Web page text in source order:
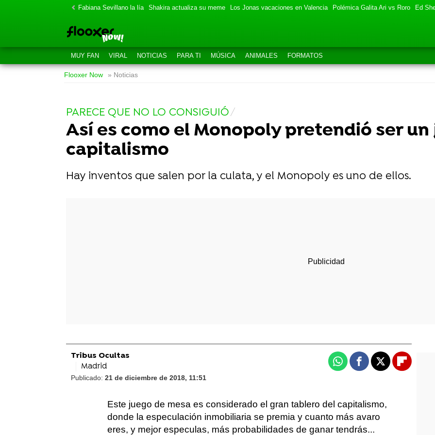
Fabiana Sevillano la lía Shakira actualiza su meme Los Jonas vacaciones en Valencia Polémica Galita Ari vs Roro Ed
MUY FAN VIRAL NOTICIAS PARA TI MÚSICA ANIMALES FORMATOS
Flooxer Now » Noticias
PARECE QUE NO LO CONSIGUIÓ
Así es como el Monopoly pretendió ser
capitalismo
Hay inventos que salen por la culata, y el Monopoly es uno de ellos.
Tribus Ocultas
Madrid
Publicado: 21 de diciembre de 2018, 11:51
WhatsappFacebook
X
Este juego de mesa es considerado el gran tablero del capitalismo,
donde la especulación inmobiliaria se premia y cuanto más avaro
eres, y mejor especulas, más probabilidades de ganar tendrás...